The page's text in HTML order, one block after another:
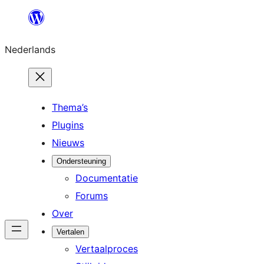
de
inhoud
Nederlands
Thema’s
Plugins
Nieuws
Ondersteuning
Documentatie
Forums
Over
Vertalen
Vertaalproces